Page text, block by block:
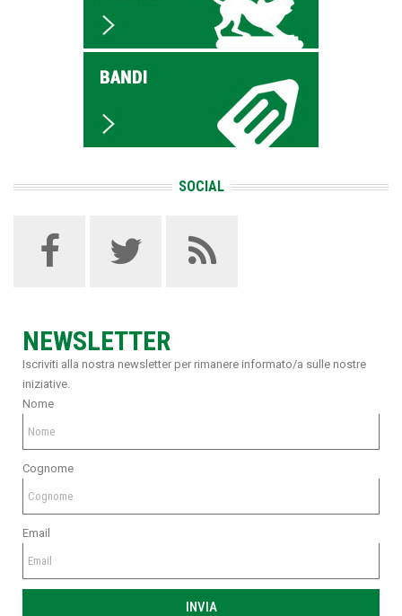
SOCIAL
NEWSLETTER
Iscriviti alla nostra newsletter per rimanere informato/a sulle nostre
iniziative.
Nome
Cognome
Email
INVIA